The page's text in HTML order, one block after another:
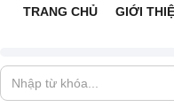
TRANG CHỦ GIỚI